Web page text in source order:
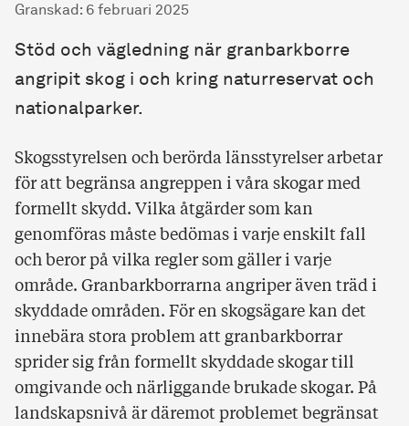
Granskad : 6 februari 2025
Stöd och vägledning när granbarkborre
angripit skog i och kring naturreservat och
nationalparker.
Skogsstyrelsen och berörda länsstyrelser arbetar
för att begränsa angreppen i våra skogar med
formellt skydd. Vilka åtgärder som kan
genomföras måste bedömas i varje enskilt fall
och beror på vilka regler som gäller i varje
område. Granbarkborrarna angriper även träd i
skyddade områden. För en skogsägare kan det
innebära stora problem att granbarkborrar
sprider sig från formellt skyddade skogar till
omgivande och närliggande brukade skogar. På
landskapsnivå är däremot problemet begränsat